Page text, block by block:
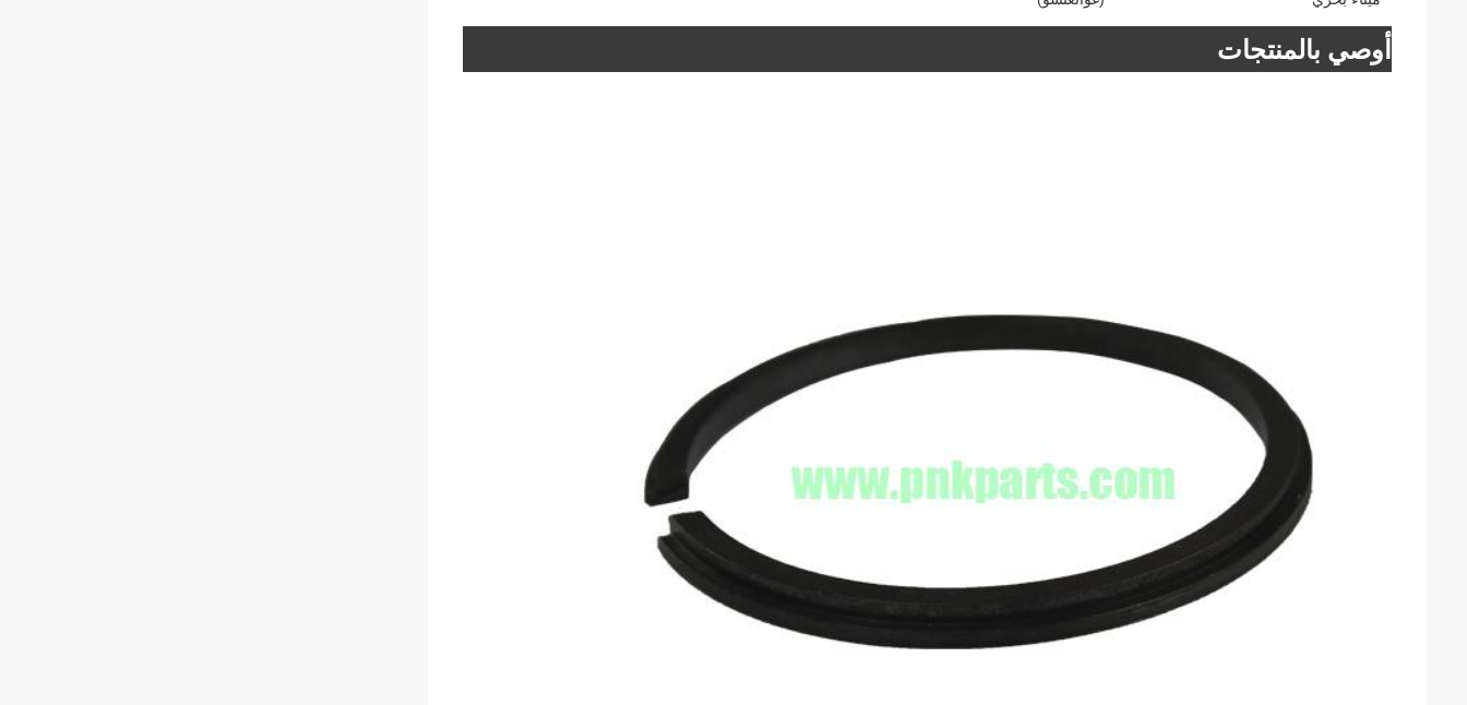
أوصي بالمنتجات